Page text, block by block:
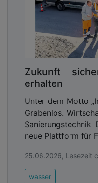
Zukunft
erhalten
Unter dem Motto
Grabenlos.
Sanierungstechnik
neue Plattform für
25.06.2026, Lesezeit
wasser